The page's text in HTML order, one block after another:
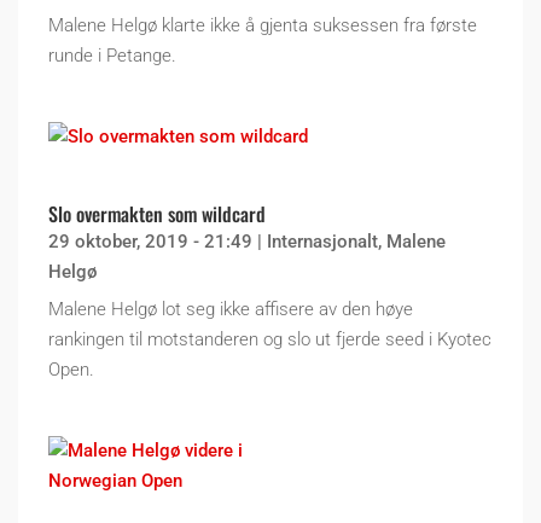
Malene Helgø klarte ikke å gjenta suksessen fra første
runde i Petange.
Slo overmakten som wildcard
29 oktober, 2019 - 21:49 | Internasjonalt, Malene
Helgø
Malene Helgø lot seg ikke affisere av den høye
rankingen til motstanderen og slo ut fjerde seed i Kyotec
Open.